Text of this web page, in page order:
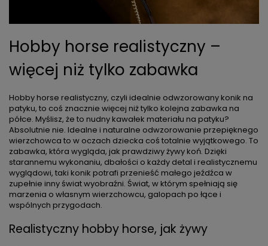
Hobby horse realistyczny –
więcej niż tylko zabawka
Hobby horse realistyczny, czyli idealnie odwzorowanykonik na
patyku, to coś znacznie więcej niż tylko kolejna zabawka na
półce. Myślisz, że to nudny kawałek materiału na patyku?
Absolutnie nie. Idealne i naturalne odwzorowanie przepięknego
wierzchowca to w oczach dziecka coś totalnie wyjątkowego. To
zabawka, która wygląda, jak prawdziwy żywy koń. Dzięki
starannemu wykonaniu, dbałości o każdy detal i realistycznemu
wyglądowi, taki konik potrafi przenieść małego jeźdźca w
zupełnie inny świat wyobraźni. Świat, w którym spełniają się
marzenia o własnym wierzchowcu, galopach po łące i
wspólnych przygodach.
Realistyczny hobby horse, jak żywy